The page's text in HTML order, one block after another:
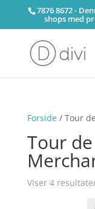
7876 8672 -
shops med
Forside/ Tour
Tour
Viser 4